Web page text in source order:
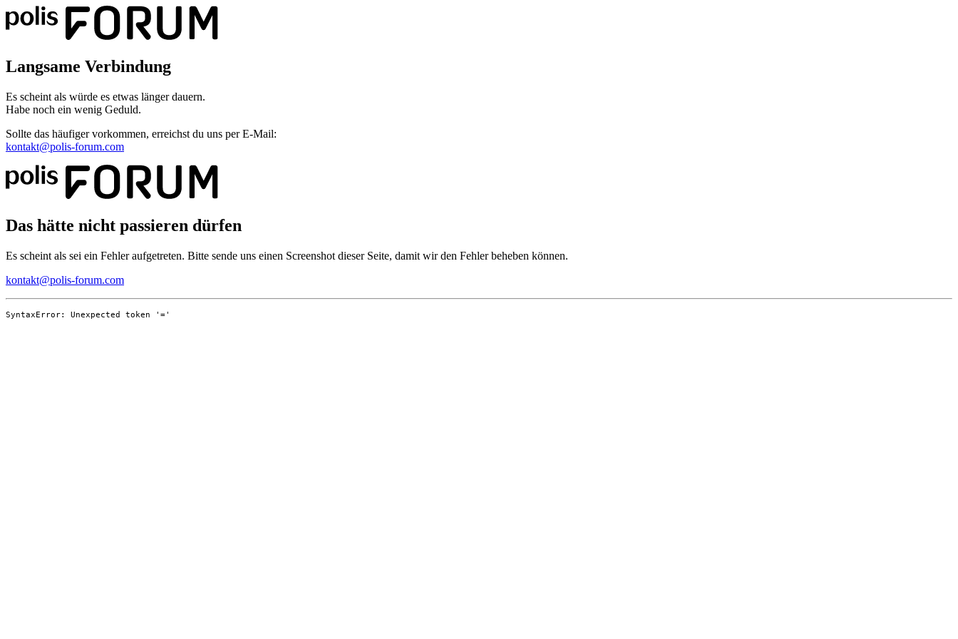
Langsame Verbindung
Es scheint als würde es etwas länger dauern.
Habe noch ein wenig Geduld.
Sollte das häufiger vorkommen, erreichst du uns per E-Mail:
kontakt@polis-forum.com
Das hätte nicht passieren dürfen
Es scheint als sei ein Fehler aufgetreten. Bitte sende uns einen Screenshot dieser Seite, damit wir den Fehler beheben können.
kontakt@polis-forum.com
SyntaxError: Unexpected token '='